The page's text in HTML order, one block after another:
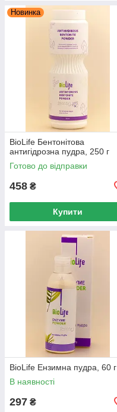
Новинка
BioLife Бентонітова
антигідрозна пудра, 250 г
Готово до відправки
458 ₴
Купити
BioLife Ензимна пудра, 60 г
В наявності
297 ₴